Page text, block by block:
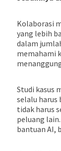
Kolaborasi
yang lebih
dalam
memahami
Studi kasus
selalu harus
tidak harus
peluang
bantuan AI,